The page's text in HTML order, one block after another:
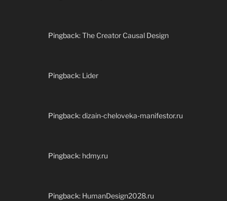
Pingback:The Creator Causal Design
Pingback: Lider
Pingback:dizain-cheloveka-manifestor.ru
Pingback: hdmy.ru
Pingback: HumanDesign2028.ru